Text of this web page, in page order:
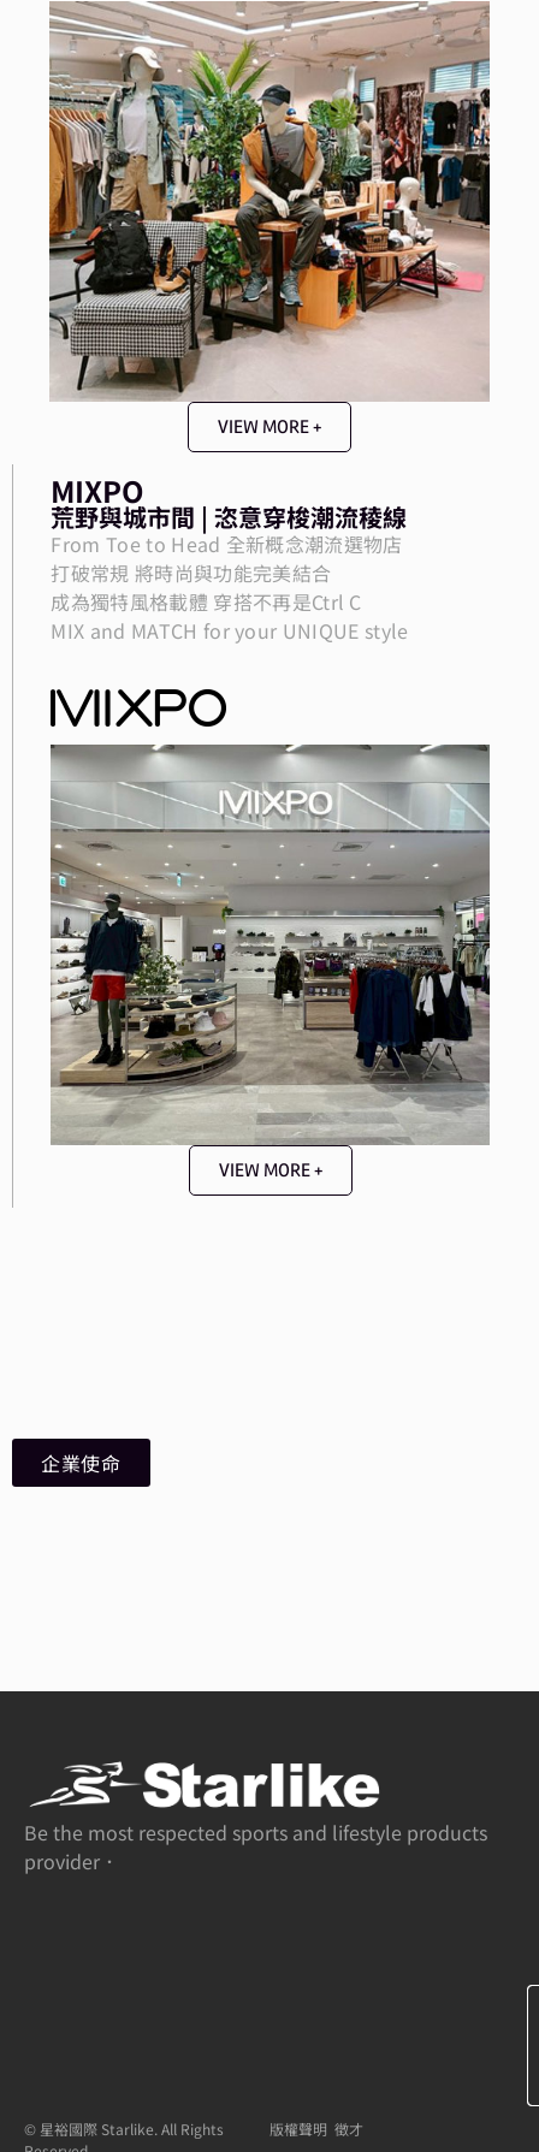
VIEW MORE +
MIXPO
荒野與城市間 | 恣意穿梭潮流稜線
From Toe to Head 全新概念潮流選物店
打破常規 將時尚與功能完美結合
成為獨特風格載體 穿搭不再是Ctrl C
MIX and MATCH for your UNIQUE style
VIEW MORE +
企業使命
Be the most respected sports and lifestyle products
provider．
© 星裕國際 Starlike. All Rights
版權聲明 徵才